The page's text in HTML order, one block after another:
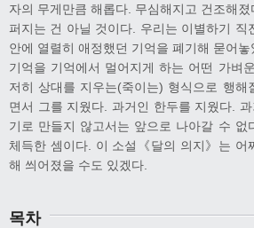
자의 무게만큼 해롭다. 무심해지고 건조해
퍼지는 건 아닐 것이다. 우리는 이별하기 직
안에 열렬히 애정했던 기억을 폐기해 묻어
기억을 기억에서 멀어지게 하는 어떤 가벼
저히 상대를 지우는(죽이는) 형식으로 행해
면서 그를 지웠다. 과거인 한두를 지웠다.
기로 만들지 않고서는 앞으로 나아갈 수 없
체득한 셈이다. 이 소설《달의 의지》는 어
해 씌어졌을 수도 있겠다.
목차